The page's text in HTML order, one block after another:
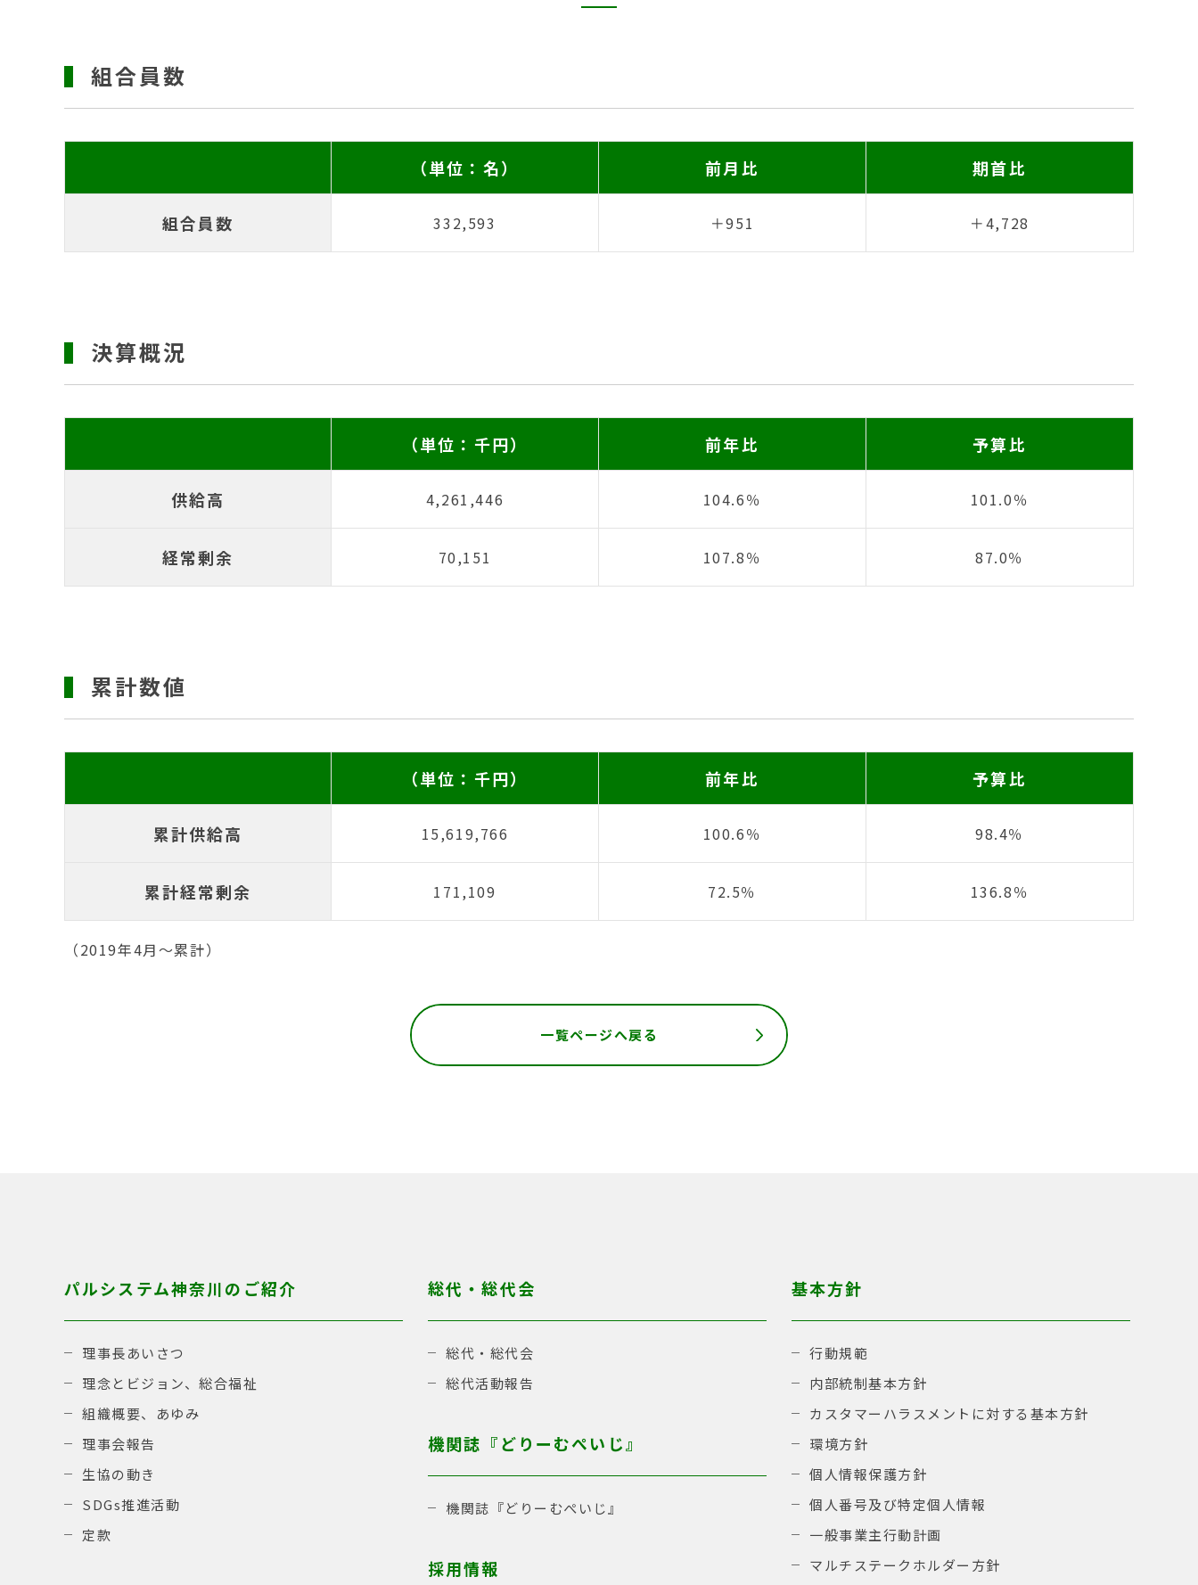
組合員数
（単位：名） 前月比 期首比
組合員数 332,593 ＋951 ＋4,728
決算概況
（単位：千円） 前年比 予算比
供給高 4,261,446 104.6％ 101.0％
経常剰余 70,151 107.8％ 87.0％
累計数値
（単位：千円） 前年比 予算比
累計供給高 15,619,766 100.6％ 98.4％
累計経常剰余 171,109 72.5％ 136.8％
（2019年4月〜累計）
一覧ページへ戻る
パルシステム神奈川のご紹介
理事長あいさつ
理念とビジョン、総合福祉
組織概要、あゆみ
理事会報告
生協の動き
SDGs推進活動
定款
総代・総代会
総代・総代会
総代活動報告
機関誌『どりーむぺいじ』
機関誌『どりーむぺいじ』
採用情報
基本方針
行動規範
内部統制基本方針
カスタマーハラスメントに対する基本方針
環境方針
個人情報保護方針
個人番号及び特定個人情報
一般事業主行動計画
マルチステークホルダー方針